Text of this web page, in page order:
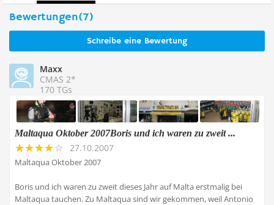
Bewertungen(7)
Schreibe eine Bewertung
Maxx
CMAS 2*
170 TGs
Maltaqua Oktober 2007Boris und ich waren zu zweit ...
27.10.2007
Maltaqua Oktober 2007
Boris und ich waren zu zweit dieses Jahr auf Malta erstmalig bei
Maltaqua tauchen. Zu Maltaqua sind wir gekommen, weil Antonio